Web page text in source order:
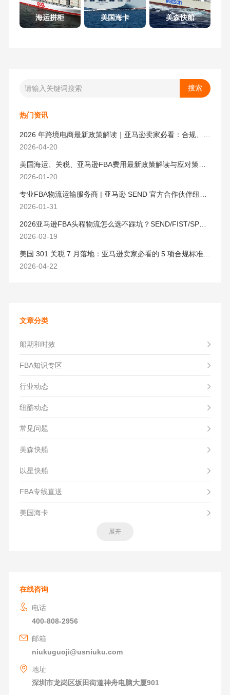
海运拼柜 美国海卡 美森快船
热门资讯
2026-04-20
美国海运、关税、亚马逊FBA费用最新政策解读与应对策略（2026版）
2026-01-20
2026-01-31
2026亚马逊FBA头程物流怎么选不踩坑？SEND/FIST/SPN官方认证物流商，只有这家敢承诺“准达率第一”
2026-03-19
美国 301 关税 7 月落地：亚马逊卖家必看的 5 项合规标准与稳交付方案
2026-04-22
文章分类
船期和时效
FBA知识专区
行业动态
纽酷动态
常见问题
美森快船
以星快船
FBA专线直送
美国海卡
展开
在线咨询
电话
400-808-2956
邮箱
niukuguoji@usniuku.com
地址
深圳市龙岗区坂田街道神舟电脑大厦901